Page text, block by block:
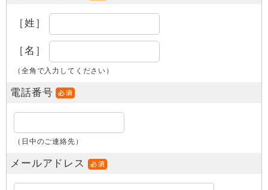
［姓］
［名］
（全角で入力してください）
電話番号
（日中のご連絡先）
メールアドレス